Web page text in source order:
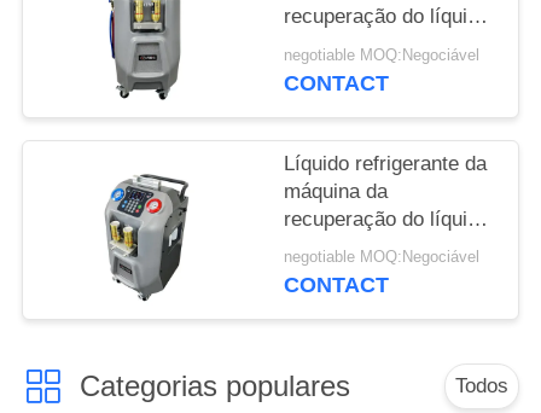
recuperação do líquido
refrigerante 10kg com
5" projeção a cores do
negotiable MOQ:Negociável
CONTACT
Líquido refrigerante da
máquina da
recuperação do líquido
refrigerante da C.A. do
OEM auto que recicla a
negotiable MOQ:Negociável
CONTACT
Categorias populares Todos